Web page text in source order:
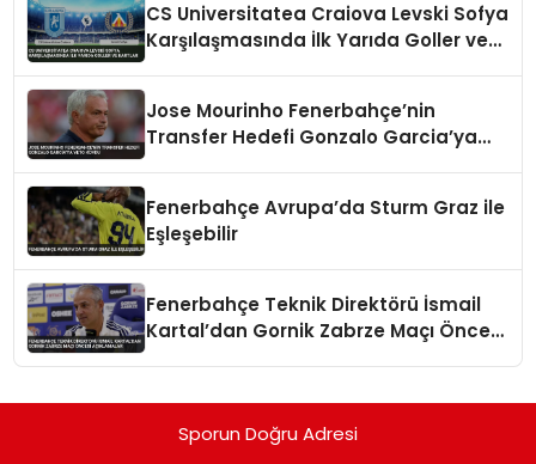
CS Universitatea Craiova Levski Sofya
Karşılaşmasında İlk Yarıda Goller ve
Jose Mourinho Fenerbahçe’nin
Transfer Hedefi Gonzalo Garcia’ya
Fenerbahçe Avrupa’da Sturm Graz ile
Eşleşebilir
Fenerbahçe Teknik Direktörü İsmail
Kartal’dan Gornik Zabrze Maçı Öncesi
Sporun Doğru Adresi